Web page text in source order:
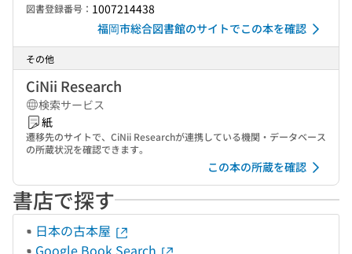
図書登録番号： 1007214438
福岡市総合図書館のサイトでこの本を確認
その他
CiNii Research
検索サービス
紙
遷移先のサイトで、CiNii Researchが連携している機関・データベース
の所蔵状況を確認できます。
この本の所蔵を確認
書店で探す
日本の古本屋
Google Book Search